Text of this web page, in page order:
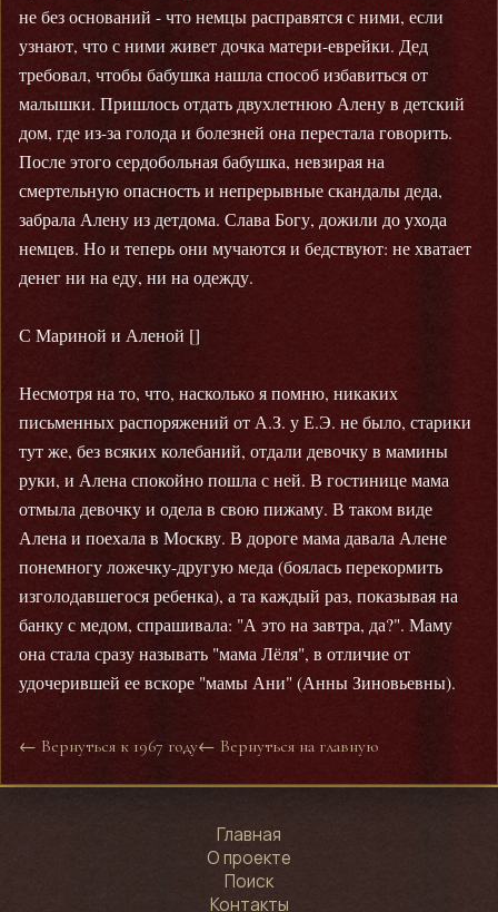
не без оснований - что немцы расправятся с ними, если
узнают, что с ними живет дочка матери-еврейки. Дед
требовал, чтобы бабушка нашла способ избавиться от
малышки. Пришлось отдать двухлетнюю Алену в детский
дом, где из-за голода и болезней она перестала говорить.
После этого сердобольная бабушка, невзирая на
смертельную опасность и непрерывные скандалы деда,
забрала Алену из детдома. Слава Богу, дожили до ухода
немцев. Но и теперь они мучаются и бедствуют: не хватает
денег ни на еду, ни на одежду.
С Мариной и Аленой []
Несмотря на то, что, насколько я помню, никаких
письменных распоряжений от А.З. у Е.Э. не было, старики
тут же, без всяких колебаний, отдали девочку в мамины
руки, и Алена спокойно пошла с ней. В гостинице мама
отмыла девочку и одела в свою пижаму. В таком виде
Алена и поехала в Москву. В дороге мама давала Алене
понемногу ложечку-другую меда (боялась перекормить
изголодавшегося ребенка), а та каждый раз, показывая на
банку с медом, спрашивала: "А это на завтра, да?". Маму
она стала сразу называть "мама Лёля", в отличие от
удочерившей ее вскоре "мамы Ани" (Анны Зиновьевны).
← Вернуться к 1967 году← Вернуться на главную
Главная
О проекте
Поиск
Контакты